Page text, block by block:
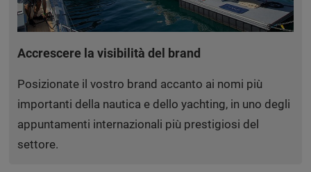
Accrescere la visibilità del brand
Posizionate il vostro brand accanto ai nomi più
importanti della nautica e dello yachting, in uno degli
appuntamenti internazionali più prestigiosi del
settore.